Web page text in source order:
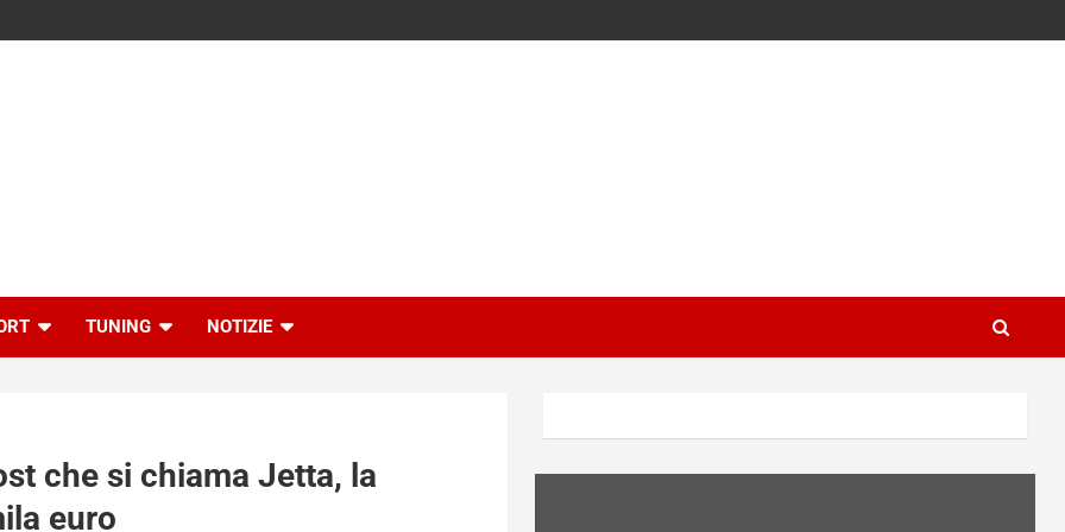
TUNING NOTIZIE
che si chiama Jetta, la
euro